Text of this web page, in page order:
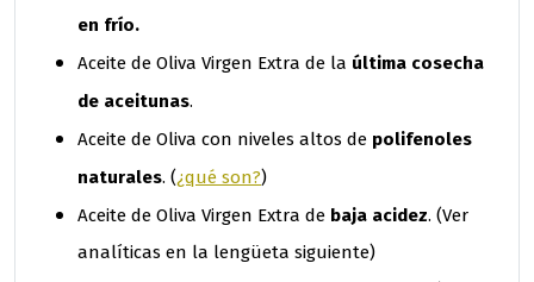
en frío.
Aceite de Oliva Virgen Extra de la última cosecha
de aceitunas.
Aceite de Oliva con niveles altos de polifenoles
naturales. (¿qué son?)
Aceite de Oliva Virgen Extra de baja acidez. (Ver
analíticas en la lengüeta siguiente)